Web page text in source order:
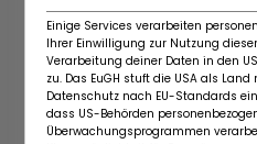
AZIENDE
TERMINI
PROTEZIONE DATI
IMPRONTA
Einige Services verarbeiten
Ihrer Einwilligung zur Nutzung
Verarbeitung deiner Daten in den
zu. Das EuGH stuft die USA als
Datenschutz nach EU-Standards
dass US-Behörden
Überwachungsprogrammen